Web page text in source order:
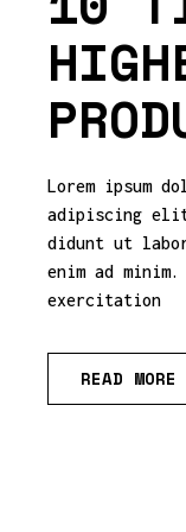
Lorem ipsum
adipiscing
didunt ut
enim ad
exercitation
READ MORE